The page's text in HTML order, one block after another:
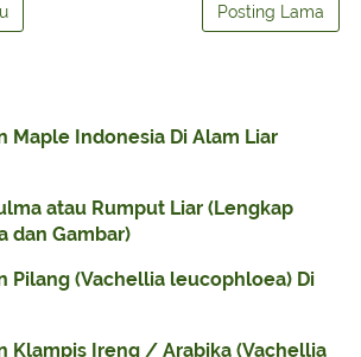
Posting Lama
Maple Indonesia Di Alam Liar
atau Rumput Liar (Lengkap
dan Gambar)
Pilang (Vachellia leucophloea) Di
Klampis Ireng / Arabika (Vachellia